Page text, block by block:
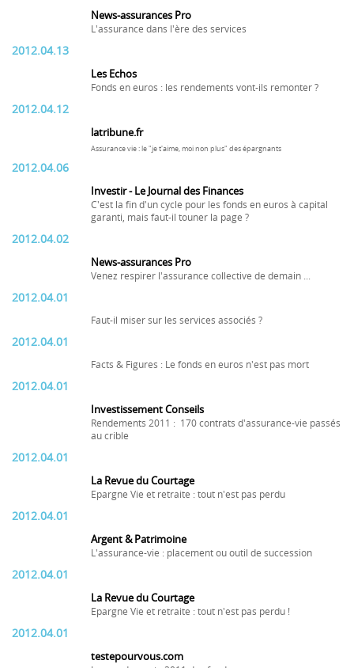
News-assurances Pro
L'assurance dans l'ère des services
2012.04.13
Les Echos
Fonds en euros : les rendements vont-ils remonter ?
2012.04.12
latribune.fr
Assurance vie : le "je t'aime, moi non plus" des épargnants
2012.04.06
Investir - Le Journal des Finances
C'est la fin d'un cycle pour les fonds en euros à capital
garanti, mais faut-il touner la page ?
2012.04.02
News-assurances Pro
Venez respirer l'assurance collective de demain ...
2012.04.01
Faut-il miser sur les services associés ?
2012.04.01
Facts & Figures : Le fonds en euros n'est pas mort
2012.04.01
Investissement Conseils
Rendements 2011 : 170 contrats d'assurance-vie passés
au crible
2012.04.01
La Revue du Courtage
Epargne Vie et retraite : tout n'est pas perdu
2012.04.01
Argent & Patrimoine
L'assurance-vie : placement ou outil de succession
2012.04.01
La Revue du Courtage
Epargne Vie et retraite : tout n'est pas perdu !
2012.04.01
testepourvous.com